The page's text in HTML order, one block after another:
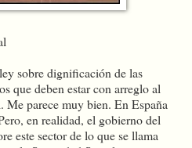
sobre dignificación de las
que deben estar con arreglo al
parece muy bien. En España
en realidad, el gobierno del
este sector de lo que se llama